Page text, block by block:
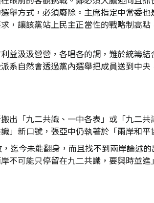
舉方式，必須廢除。主席指定中常委
讓該黨站上民主正當性的戰略制高點
益汲汲營營，各唱各的調，難於統籌
系自然會透過黨內選舉把成員送到中
出「九二共識、一中各表」或「九二
」新口號，張亞中仍執著於「兩岸和平
迄今未能翻身，而且找不到兩岸論述
不可能只停留在九二共識，要與時並